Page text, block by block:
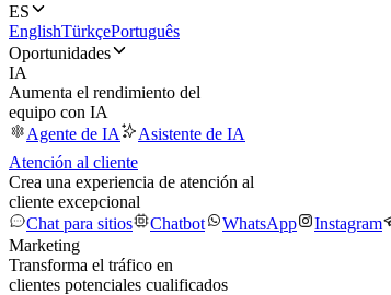
ES
EnglishTürkçePortuguês
Oportunidades
IA
Aumenta el rendimiento del
equipo con IA
Agente de IA
Asistente de IA
Atención al cliente
Crea una experiencia de atención al
cliente excepcional
Chat para sitios
Chatbot WhatsApp Instagram
Marketing
Transforma el tráfico en
clientes potenciales cualificados